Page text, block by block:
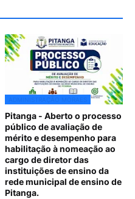
Pitanga - Aberto o processo
público de avaliação de
mérito e desempenho para
habilitação à nomeação ao
cargo de diretor das
instituições de ensino da
rede municipal de ensino de
Pitanga.